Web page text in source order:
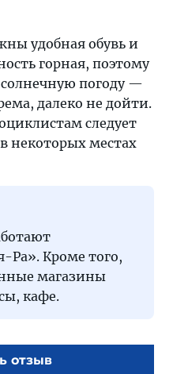
удобная обувь и
горная, поэтому
солнечную погоду —
далеко не дойти.
следует
некоторых местах
Ра». Кроме того,
магазины
кафе.
отзыв